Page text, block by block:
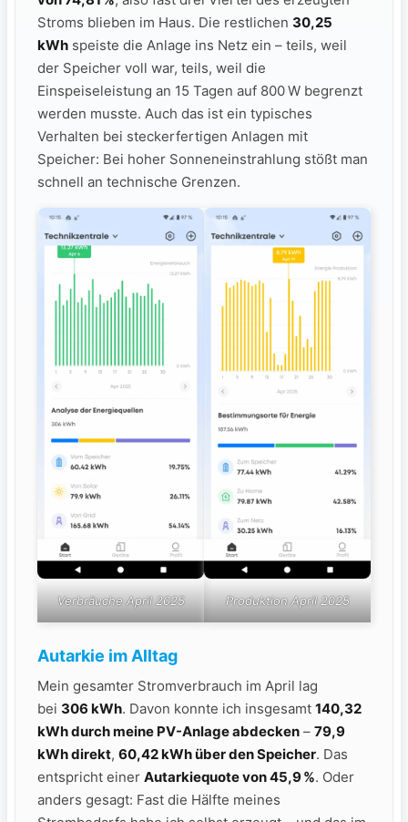
Stroms blieben im Haus. Die restlichen 30,25
kWh speiste die Anlage ins Netz ein – teils, weil
der Speicher voll war, teils, weil die
Einspeiseleistung an 15 Tagen auf 800 W begrenzt
werden musste. Auch das ist ein typisches
Verhalten bei steckerfertigen Anlagen mit
Speicher: Bei hoher Sonneneinstrahlung stößt man
schnell an technische Grenzen.
Verbräuche April 2025 Produktion April 2025
Autarkie im Alltag
Mein gesamter Stromverbrauch im April lag
bei 306 kWh. Davon konnte ich insgesamt 140,32
kWh durch meine PV-Anlage abdecken – 79,9
kWh direkt, 60,42 kWh über den Speicher. Das
entspricht einer Autarkiequote von 45,9 %. Oder
anders gesagt: Fast die Hälfte meines